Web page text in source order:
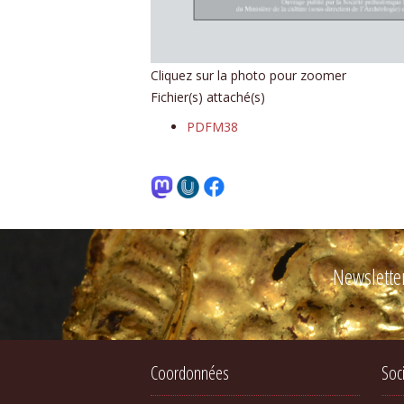
Cliquez sur la photo pour zoomer
Fichier(s) attaché(s)
PDFM38
Coordonnées